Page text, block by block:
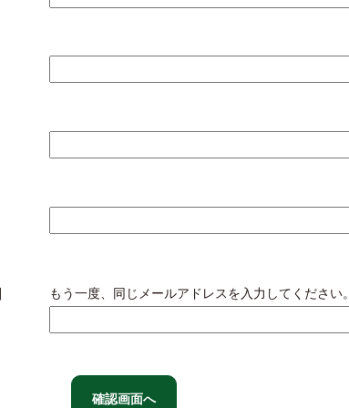
もう一度、同じメールアドレスを入力してください。